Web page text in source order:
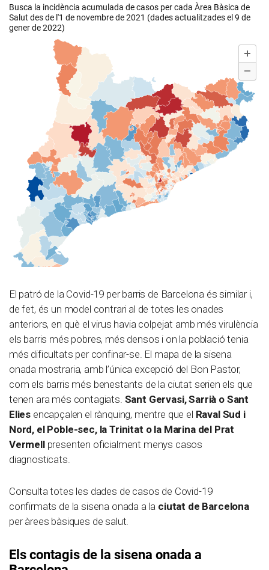
El patró de la Covid-19 per barris de Barcelona és similar i,
de fet, és un model contrari al de totes les onades
anteriors, en què el virus havia colpejat amb més virulència
els barris més pobres, més densos i on la població tenia
més dificultats per confinar-se. El mapa de la sisena
onada mostraria, amb l’única excepció del Bon Pastor,
com els barris més benestants de la ciutat serien els que
tenen ara més contagiats. Sant Gervasi, Sarrià o Sant
Elies encapçalen el rànquing, mentre que el Raval Sud i
Nord, el Poble-sec, la Trinitat o la Marina del Prat
Vermellpresenten oficialment menys casos
diagnosticats.
Consulta totes les dades de casos de Covid-19
confirmats de la sisena onada a la ciutat de Barcelona
per àrees bàsiques de salut.